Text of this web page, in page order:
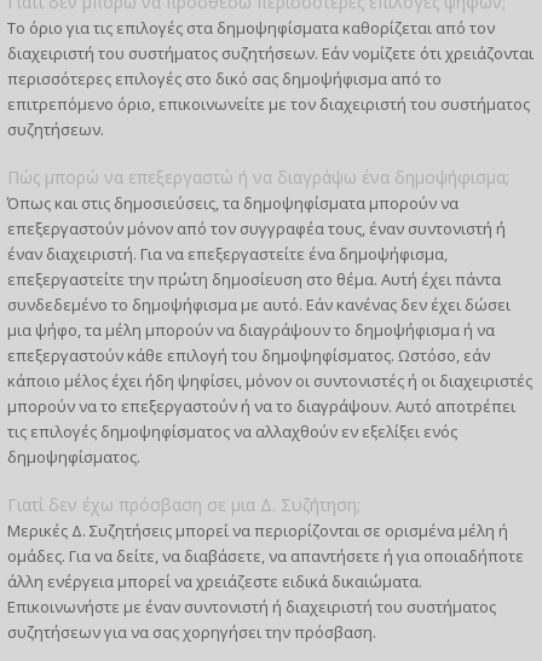
Το όριο για τις επιλογές στα δημοψηφίσματα καθορίζεται από τον
διαχειριστή του συστήματος συζητήσεων. Εάν νομίζετε ότι χρειάζονται
περισσότερες επιλογές στο δικό σας δημοψήφισμα από το
επιτρεπόμενο όριο, επικοινωνείτε με τον διαχειριστή του συστήματος
συζητήσεων.
Πώς μπορώ να επεξεργαστώ ή να διαγράψω ένα δημοψήφισμα;
Όπως και στις δημοσιεύσεις, τα δημοψηφίσματα μπορούν να
επεξεργαστούν μόνον από τον συγγραφέα τους, έναν συντονιστή ή
έναν διαχειριστή. Για να επεξεργαστείτε ένα δημοψήφισμα,
επεξεργαστείτε την πρώτη δημοσίευση στο θέμα. Αυτή έχει πάντα
συνδεδεμένο το δημοψήφισμα με αυτό. Εάν κανένας δεν έχει δώσει
μια ψήφο, τα μέλη μπορούν να διαγράψουν το δημοψήφισμα ή να
επεξεργαστούν κάθε επιλογή του δημοψηφίσματος. Ωστόσο, εάν
κάποιο μέλος έχει ήδη ψηφίσει, μόνον οι συντονιστές ή οι διαχειριστές
μπορούν να το επεξεργαστούν ή να το διαγράψουν. Αυτό αποτρέπει
τις επιλογές δημοψηφίσματος να αλλαχθούν εν εξελίξει ενός
δημοψηφίσματος.
Γιατί δεν έχω πρόσβαση σε μια Δ. Συζήτηση;
Μερικές Δ. Συζητήσεις μπορεί να περιορίζονται σε ορισμένα μέλη ή
ομάδες. Για να δείτε, να διαβάσετε, να απαντήσετε ή για οποιαδήποτε
άλλη ενέργεια μπορεί να χρειάζεστε ειδικά δικαιώματα.
Επικοινωνήστε με έναν συντονιστή ή διαχειριστή του συστήματος
συζητήσεων για να σας χορηγήσει την πρόσβαση.